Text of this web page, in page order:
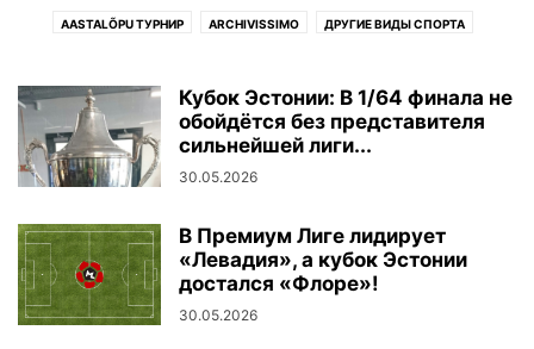
AASTALÕPU ТУРНИР ARCHIVISSIMO ДРУГИЕ ВИДЫ СПОРТА
ЗИМНИЙ ТУРНИР
КУБОК ЭСТОНИИ ЛЮБИТЕЛЬСКИЙ ФУТБОЛ НИЗШИЕ ЛИГИ
ОЛИМПИАДА ПЕРВАЯ ЛИГА ПЛЯЖНЫЙ ФУТБОЛ
ПРЕДСЕЗОННЫЕ МАТЧИ ПРЕМИУМ ЛИГА
Кубок Эстонии: В 1/64 финала не
обойдётся без представителя
сильнейшей лиги...
30.05.2026
В Премиум Лиге лидирует
«Левадия», а кубок Эстонии
достался «Флоре»!
30.05.2026